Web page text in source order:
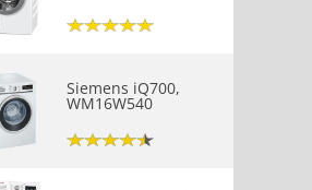
Siemens iQ700,
WM16W540